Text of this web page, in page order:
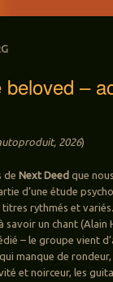
–
2026)
de Next Deed que
d’une étude
rythmés et
savoir un chant
– le groupe vient
manque de
et noirceur, les